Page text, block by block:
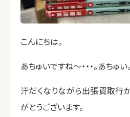
こんにちは。
あちゅいですね～・・・。あちゅい。
汗だくなりながら出張買取行か
がとうございます。